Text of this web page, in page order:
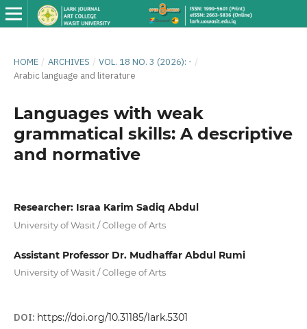
HOME / ARCHIVES / VOL. 18 NO. 3 (2026): - /
Arabic language and literature
Languages with weak
grammatical skills: A descriptive
and normative
Researcher: Israa Karim Sadiq Abdul
University of Wasit / College of Arts
Assistant Professor Dr. Mudhaffar Abdul Rumi
University of Wasit / College of Arts
DOI: https://doi.org/10.31185/lark.5301